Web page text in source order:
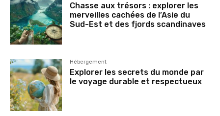
Chasse aux trésors : explorer les
merveilles cachées de l’Asie du
Sud-Est et des fjords scandinaves
Hébergement
Explorer les secrets du monde par
le voyage durable et respectueux